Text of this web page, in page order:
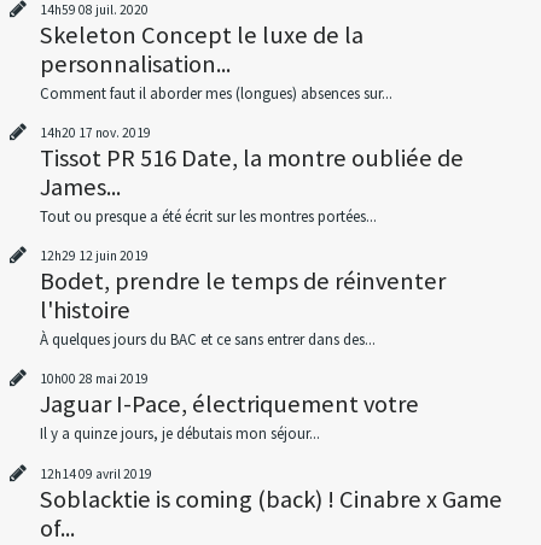
14h59 08 juil. 2020
Skeleton Concept le luxe de la
personnalisation...
Comment faut il aborder mes (longues) absences sur...
14h20 17 nov. 2019
Tissot PR 516 Date, la montre oubliée de
James...
Tout ou presque a été écrit sur les montres portées...
12h29 12 juin 2019
Bodet, prendre le temps de réinventer
l'histoire
À quelques jours du BAC et ce sans entrer dans des...
10h00 28 mai 2019
Jaguar I-Pace, électriquement votre
Il y a quinze jours, je débutais mon séjour...
12h1409 avril 2019
Soblacktie is coming (back) ! Cinabre x Game
of...